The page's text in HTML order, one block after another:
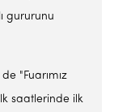
gururunu
"Fuarımız
saatlerinde ilk